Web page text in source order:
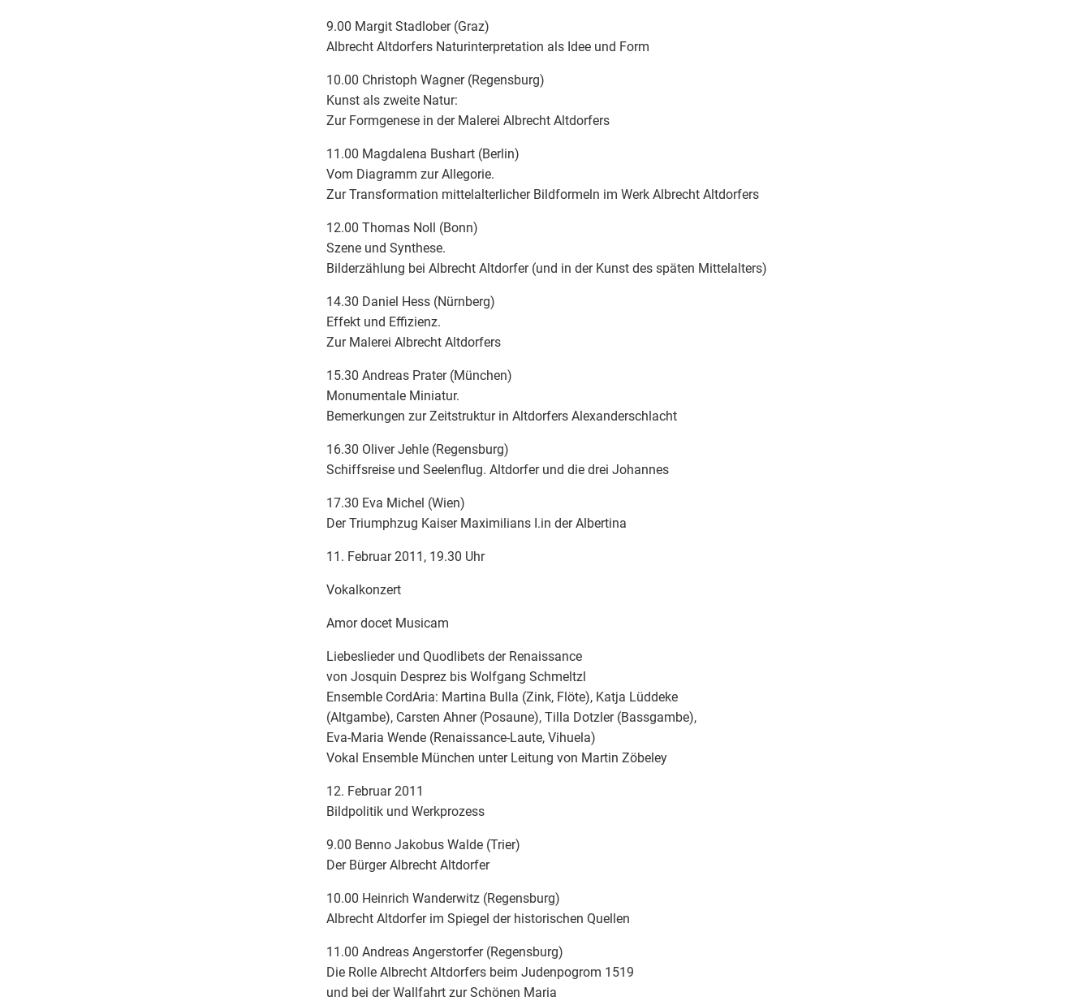
9.00 Margit Stadlober (Graz)
Albrecht Altdorfers Naturinterpretation als Idee und Form
10.00 Christoph Wagner (Regensburg)
Kunst als zweite Natur:
Zur Formgenese in der Malerei Albrecht Altdorfers
11.00 Magdalena Bushart (Berlin)
Vom Diagramm zur Allegorie.
Zur Transformation mittelalterlicher Bildformeln im Werk Albrecht Altdorfers
12.00 Thomas Noll (Bonn)
Szene und Synthese.
Bilderzählung bei Albrecht Altdorfer (und in der Kunst des späten Mittelalters)
14.30 Daniel Hess (Nürnberg)
Effekt und Effizienz.
Zur Malerei Albrecht Altdorfers
15.30 Andreas Prater (München)
Monumentale Miniatur.
Bemerkungen zur Zeitstruktur in Altdorfers Alexanderschlacht
16.30 Oliver Jehle (Regensburg)
Schiffsreise und Seelenflug. Altdorfer und die drei Johannes
17.30 Eva Michel (Wien)
Der Triumphzug Kaiser Maximilians I.in der Albertina
11. Februar 2011, 19.30 Uhr
Vokalkonzert
Amor docet Musicam
Liebeslieder und Quodlibets der Renaissance
von Josquin Desprez bis Wolfgang Schmeltzl
Ensemble CordAria: Martina Bulla (Zink, Flöte), Katja Lüddeke
(Altgambe), Carsten Ahner (Posaune), Tilla Dotzler (Bassgambe),
Eva-Maria Wende (Renaissance-Laute, Vihuela)
Vokal Ensemble München unter Leitung von Martin Zöbeley
12. Februar 2011
Bildpolitik und Werkprozess
9.00 Benno Jakobus Walde (Trier)
Der Bürger Albrecht Altdorfer
10.00 Heinrich Wanderwitz (Regensburg)
Albrecht Altdorfer im Spiegel der historischen Quellen
11.00 Andreas Angerstorfer (Regensburg)
Die Rolle Albrecht Altdorfers beim Judenpogrom 1519
und bei der Wallfahrt zur Schönen Maria